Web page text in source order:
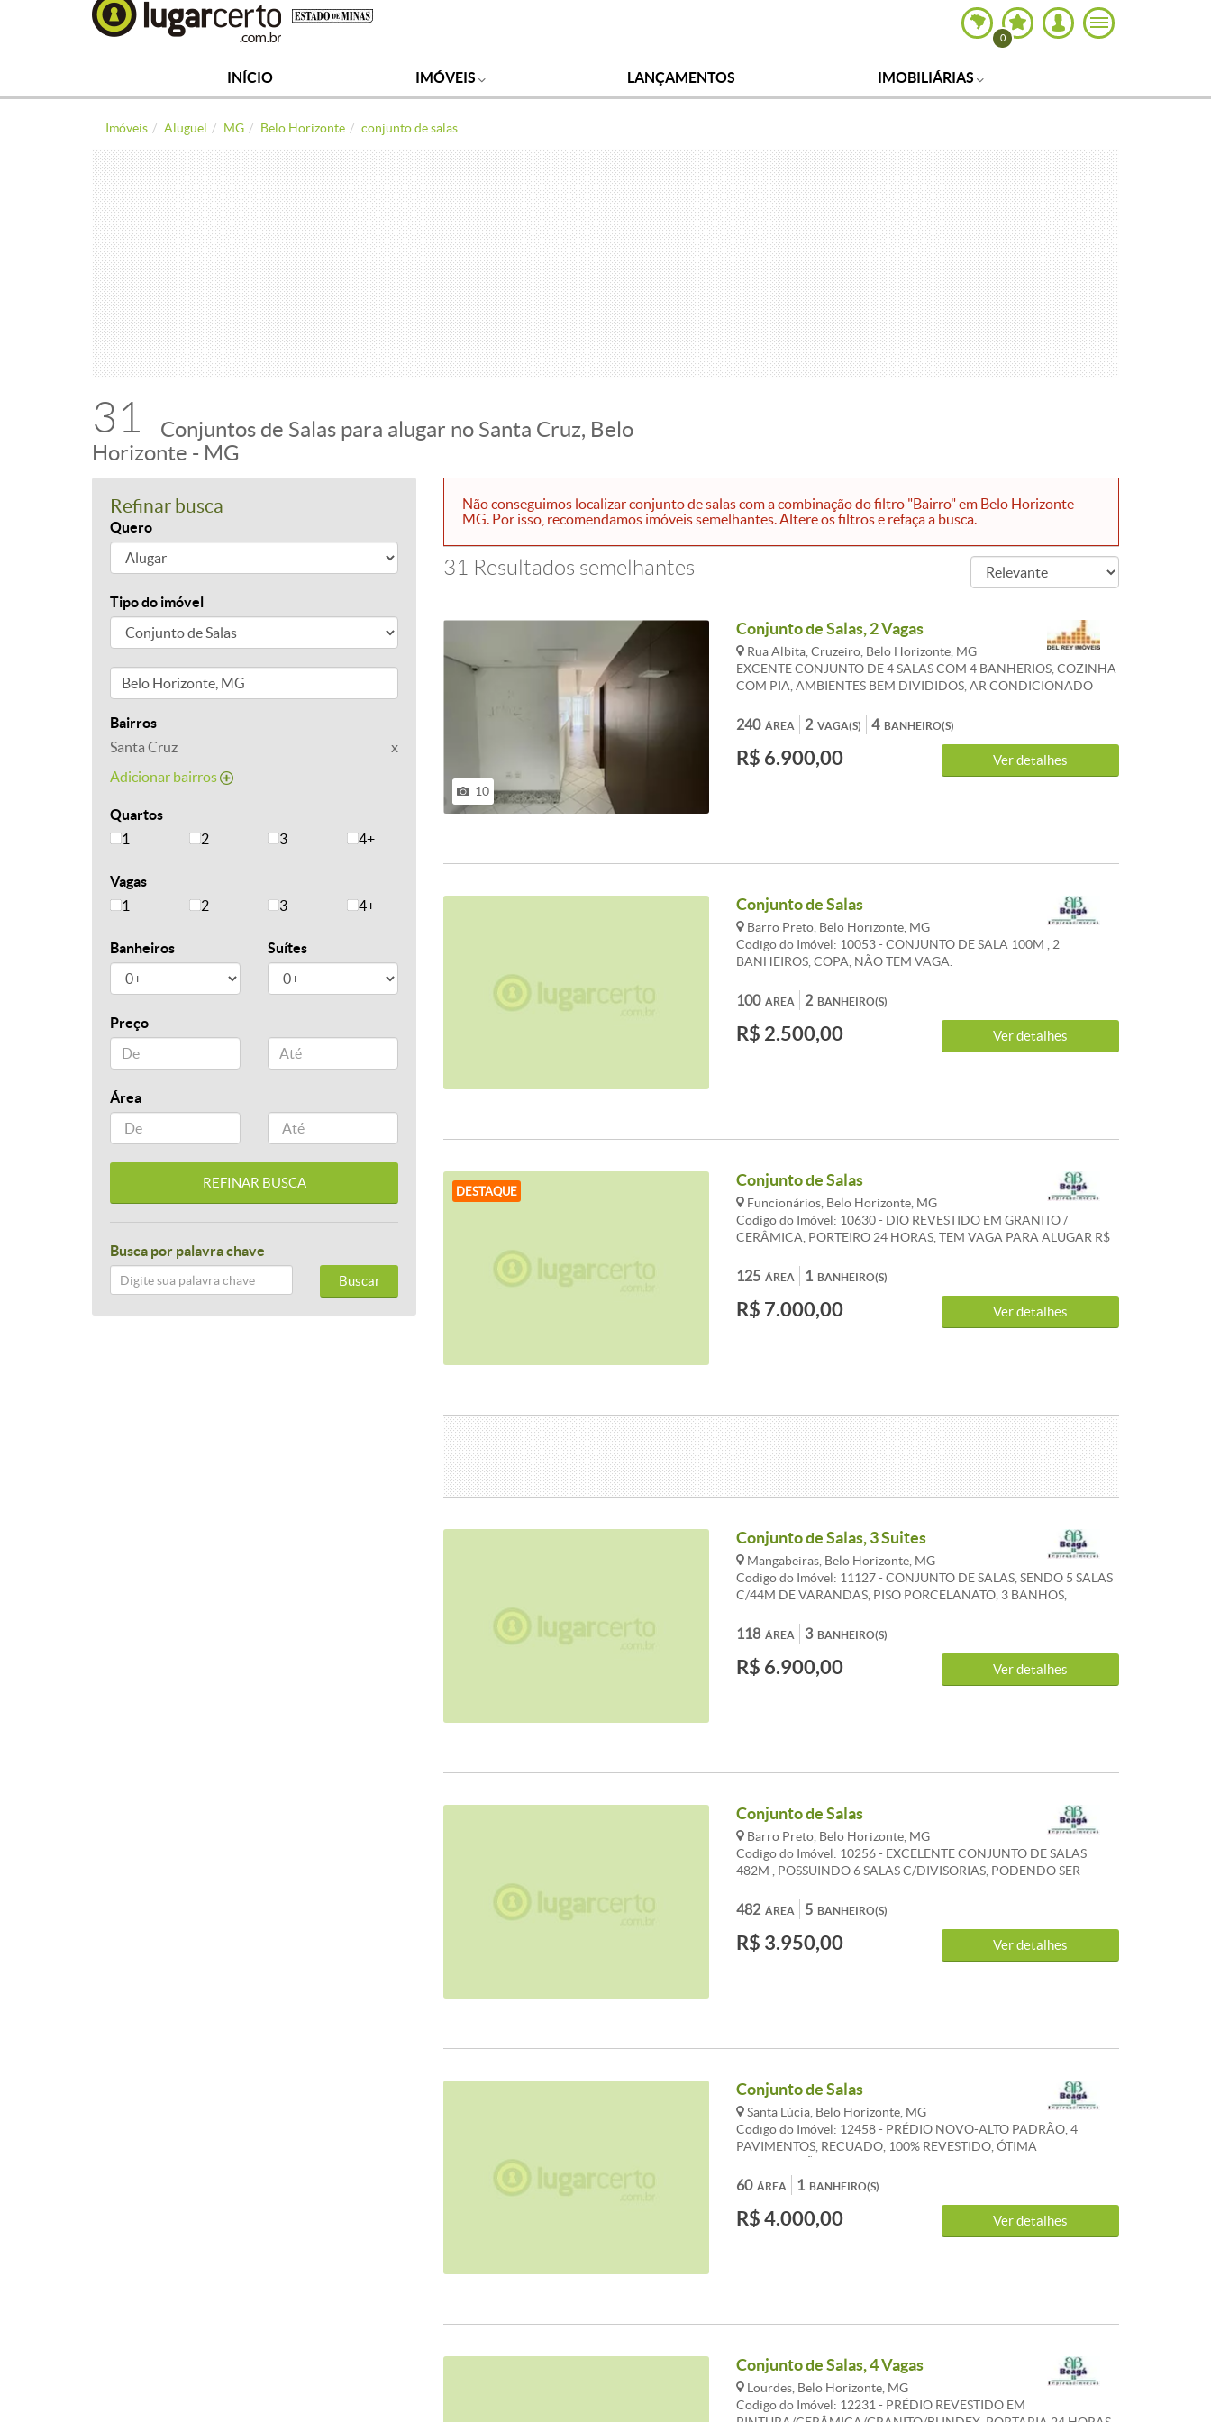
0
INÍCIO IMÓVEIS LANÇAMENTOS IMOBILIÁRIAS
Imóveis Aluguel MG Belo Horizonte conjunto de salas
31
Conjuntos de Salas para alugar no Santa Cruz, Belo
Horizonte - MG
Refinar busca
Quero
Tipo do imóvel
Bairros
Santa Cruz
x
Adicionar bairros
Quartos
1
2 3 4+
Vagas
1
2 3 4+
Banheiros Suítes
Preço
Área
Busca por palavra chave
Buscar
Não conseguimos localizar conjunto de salas com a combinação do filtro "Bairro" em Belo Horizonte -
MG. Por isso, recomendamos imóveis semelhantes. Altere os filtros e refaça a busca.
31 Resultados semelhantes
10
Conjunto de Salas, 2 Vagas
Rua Albita, Cruzeiro, Belo Horizonte, MG
EXCENTE CONJUNTO DE 4 SALAS COM 4 BANHERIOS, COZINHA
COM PIA, AMBIENTES BEM DIVIDIDOS, AR CONDICIONADO
LOCALIZAÇÃO PRIVILEGIADA, PREDIO GRANDE COM
PORTARIA 24 HS, AREA VERDE, PRONTO PARA LOCAÇÃO.
ÁREA
240 VAGA(S)
2 BANHEIRO(S)
4
R$ 6.900,00 Ver detalhes
Conjunto de Salas
Barro Preto, Belo Horizonte, MG
Codigo do Imóvel: 10053 - CONJUNTO DE SALA 100M , 2
BANHEIROS, COPA, NÃO TEM VAGA.
ÁREA
100 BANHEIRO(S)
2
R$ 2.500,00 Ver detalhes
DESTAQUE
Conjunto de Salas
Funcionários, Belo Horizonte, MG
Codigo do Imóvel: 10630 - DIO REVESTIDO EM GRANITO /
CERÂMICA, PORTEIRO 24 HORAS, TEM VAGA PARA ALUGAR R$
PISO LAMINADO, 3 SALAS AMPLAS, SALA DE ESPERA, 2
ESCRITÓRIOS(1 GRANDE 1 MENOR) 1 COPA, 4 BANHEIROS. OBS:
PODEM SER ALUGADAS SEPARADAMENTE, VALOR DE CADA
SALA R$ 1200,00
ÁREA
125 BANHEIRO(S)
1
R$ 7.000,00 Ver detalhes
Conjunto de Salas, 3 Suites
Mangabeiras, Belo Horizonte, MG
Codigo do Imóvel: 11127 - CONJUNTO DE SALAS, SENDO 5 SALAS
C/44M DE VARANDAS, PISO PORCELANATO, 3 BANHOS,
GARAGEM ROTATIVAS NA FRENTE DO
EMPREENDIMENTO.IDEAL P/CLINICAS, ESCRITORIOS, SHOW
ROOM, ETC.
ÁREA
118 BANHEIRO(S)
3
R$ 6.900,00 Ver detalhes
Conjunto de Salas
Barro Preto, Belo Horizonte, MG
Codigo do Imóvel: 10256 - EXCELENTE CONJUNTO DE SALAS
482M , POSSUINDO 6 SALAS C/DIVISORIAS, PODENDO SER
PORTÃO ELETRÔNICO.
ÁREA
482 BANHEIRO(S)
5
R$ 3.950,00 Ver detalhes
Conjunto de Salas
Santa Lúcia, Belo Horizonte, MG
Codigo do Imóvel: 12458 - PRÉDIO NOVO-ALTO PADRÃO, 4
PAVIMENTOS, RECUADO, 100% REVESTIDO, ÓTIMA
57M , COPA, BANHEIRO. * GARAGEM 250,00 A PARTE
ÁREA
60 BANHEIRO(S)
1
R$ 4.000,00 Ver detalhes
Conjunto de Salas, 4 Vagas
Lourdes, Belo Horizonte, MG
Codigo do Imóvel: 12231 - PRÉDIO REVESTIDO EM